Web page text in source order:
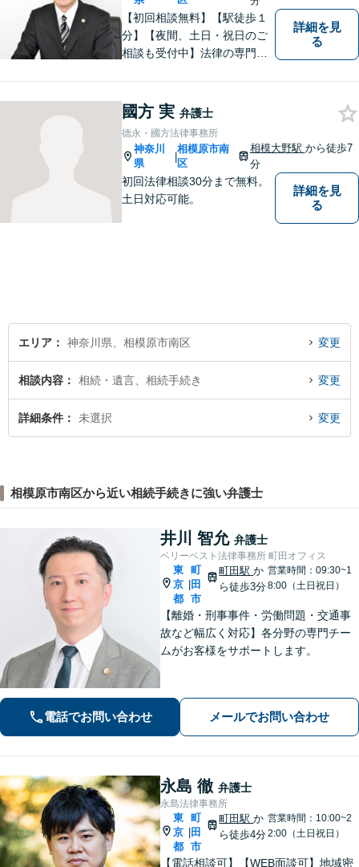
【初回相談無料】【駅徒歩１
分】【夜間、土日・祝日のご
相談も受付中】法律の専門家
詳細を見
る
國方 実 弁護士
德永・國方法律事務所
神奈川
県
|
相模原市南
区
相模大野駅 から徒歩7
分
初回法律相談30分まで無料。
土日対応可能。
詳細を見
る
エリア 神奈川県、相模原市南区 変更
相談内容 相続・遺言、相続手続き 変更
詳細条件 未選択 変更
相模原市南区から近い相続手続きに強い弁護士
井川 智允 弁護士
ベリーベスト法律事務所 町田オフィス
東
京
都
町
田
市
町田駅か
ら徒歩3分
営業時間：09:30~1
8:00（土日祝日）
【離婚・刑事事件・労働問題・交通事
故など幅広く対応】各分野の専門チー
ムがお客様をサポートします。
電話でお問い合わせ メールでお問い合わせ
永島 徹 弁護士
永島法律事務所
東
京
都
町
田
市
町田駅か
ら徒歩4分
営業時間：10:00~2
2:00（土日祝日）
【電話相談可】【WEB面談可】地域密